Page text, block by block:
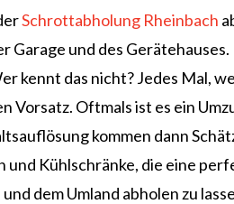
Schrottabholung Rheinbach
Garage und des
kennt das nicht? Jedes Mal,
Vorsatz. Oftmals ist es ein
kommen dann
und Kühlschränke, die eine
dem Umland abholen zu